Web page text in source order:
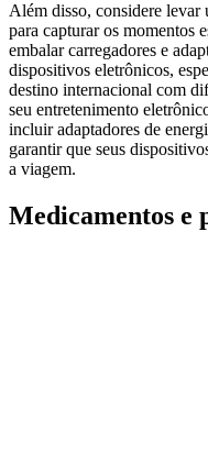
Além disso, considere
para capturar os momentos
embalar carregadores e
dispositivos eletrônicos,
destino internacional com
seu entretenimento
incluir adaptadores de
garantir que seus
a viagem.
Medicamentos e